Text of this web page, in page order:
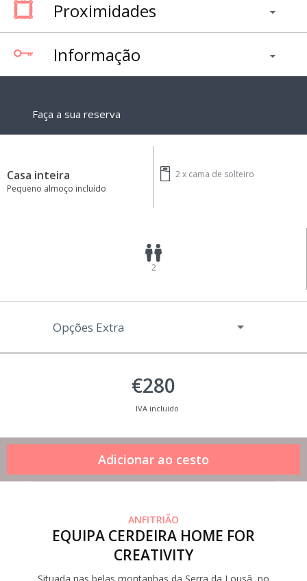
Proximidades
Informação
Faça a sua reserva
Casa inteira
Pequeno almoço incluído
2 x cama de solteiro
2
Opções Extra
€280
IVA incluído
ANFITRIÃO
EQUIPA CERDEIRA HOME FOR
CREATIVITY